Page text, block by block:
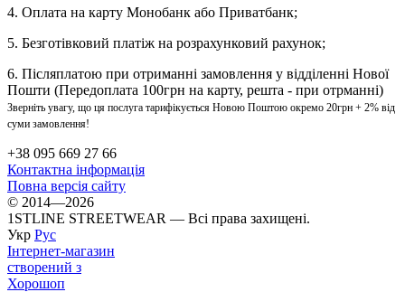
4. Оплата на карту Монобанк або Приватбанк;
5. Безготівковий платіж на розрахунковий рахунок;
6. Післяплатою при отриманні замовлення у відділенні Нової
Пошти (Передоплата 100грн на карту, решта - при отрманні)
Зверніть увагу, що ця послуга тарифікується Новою Поштою окремо 20грн + 2% від
суми замовлення!
+38 095 669 27 66
Контактна інформація
Повна версія сайту
© 2014—2026
1STLINE STREETWEAR — Всі права захищені.
Укр Рус
Інтернет-магазин
створений з
Хорошоп